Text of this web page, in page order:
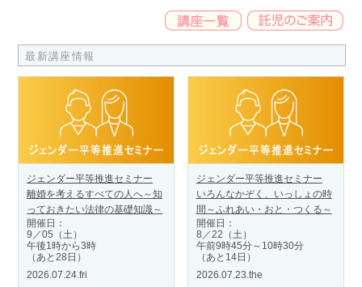
最新講座情報
ジェンダー平等推進セミナー
離婚を考えるすべての人へ～知
っておきたい法律の基礎知識～
開催日：
9／05（土）
午後1時から3時
（あと28日）
2026.07.24.fri
ジェンダー平等推進セミナー
いろんなかぞく、いっしょの時
間～ふれあい・おと・つくる～
開催日：
8／22（土）
午前9時45分～10時30分
（あと14日）
2026.07.23.the